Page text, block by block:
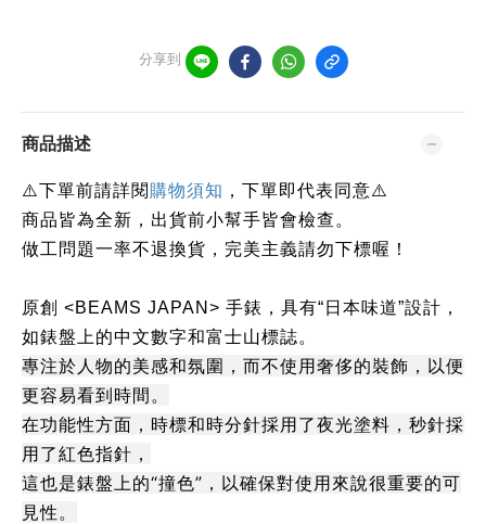
分享到
商品描述
⚠️下單前請詳閱購物須知 ，下單即代表同意⚠️
商品皆為全新，出貨前小幫手皆會檢查。
做工問題一率不退換貨，完美主義請勿下標喔！
原創 <BEAMS JAPAN> 手錶，具有“日本味道”設計，
如錶盤上的中文數字和富士山標誌。
專注於人物的美感和氛圍，而不使用奢侈的裝飾，以便
更容易看到時間。
在功能性方面，時標和時分針採用了夜光塗料，秒針採
用了紅色指針，
這也是錶盤上的“撞色”，以確保對使用來說很重要的可
見性。